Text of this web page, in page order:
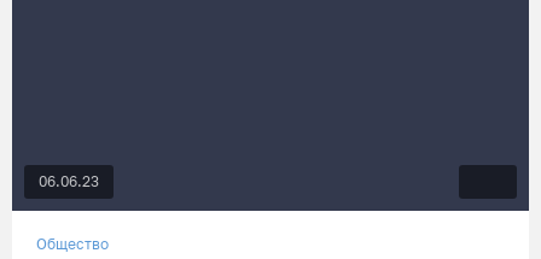
06.06.23
Общество